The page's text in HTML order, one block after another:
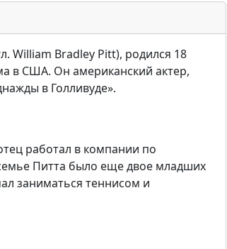
William Bradley Pitt), родился 18
в США. Он американский актер,
в Голливуде».
работал в компании по
Питта было еще двое младших
заниматься теннисом и